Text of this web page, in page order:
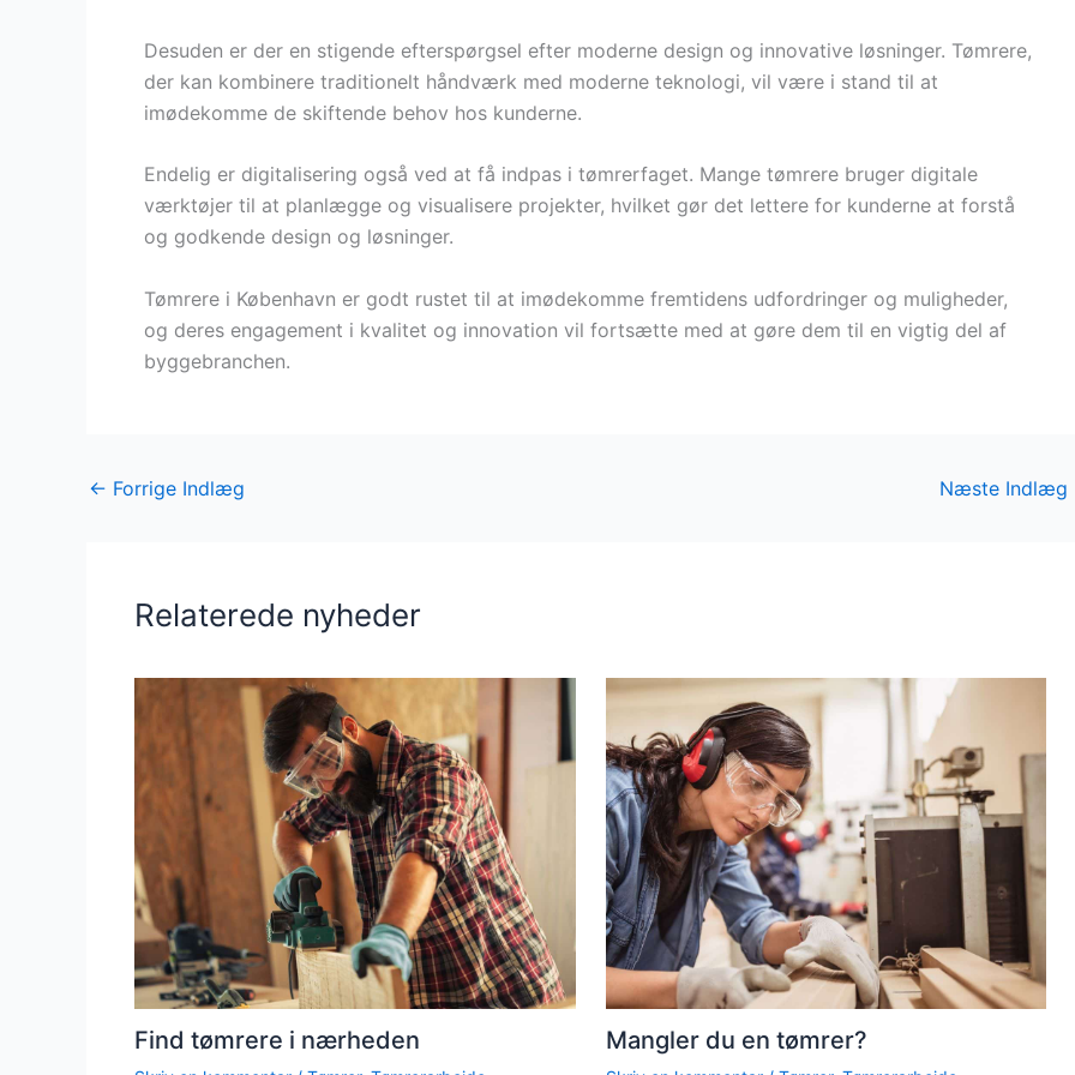
Desuden er der en stigende efterspørgsel efter moderne design og innovative løsninger. Tømrere,
der kan kombinere traditionelt håndværk med moderne teknologi, vil være i stand til at
imødekomme de skiftende behov hos kunderne.
Endelig er digitalisering også ved at få indpas i tømrerfaget. Mange tømrere bruger digitale
værktøjer til at planlægge og visualisere projekter, hvilket gør det lettere for kunderne at forstå
og godkende design og løsninger.
Tømrere i København er godt rustet til at imødekomme fremtidens udfordringer og muligheder,
og deres engagement i kvalitet og innovation vil fortsætte med at gøre dem til en vigtig del af
byggebranchen.
← Forrige Indlæg Næste Indlæg
Relaterede nyheder
Find tømrere i nærheden Mangler du en tømrer?